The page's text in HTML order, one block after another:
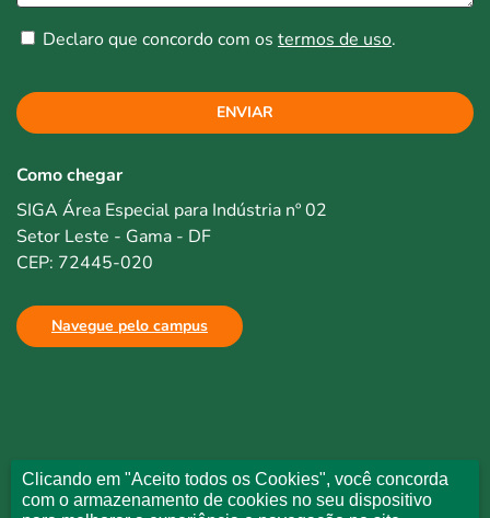
Declaro que concordo com os termos de uso.
ENVIAR
Como chegar
SIGA Área Especial para Indústria nº 02
Setor Leste - Gama - DF
CEP: 72445-020
Navegue pelo campus
Clicando em "Aceito todos os Cookies", você concorda
com o armazenamento de cookies no seu dispositivo